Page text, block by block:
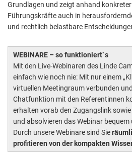
Grundlagen und zeigt anhand konkreter
Führungskräfte auch in
und rechtlich belastbare
WEBINARE – so funktioniert`s
Mit den Live-Webinaren des Linde
einfach wie noch nie: Mit nur einem
virtuellen Meetingraum verbunden
Chatfunktion mit den Referentinnen
erhalten vorab den Zugangslink
und absolvieren das Webinar
Durch unsere Webinare sind Sie
profitieren von der kompakten